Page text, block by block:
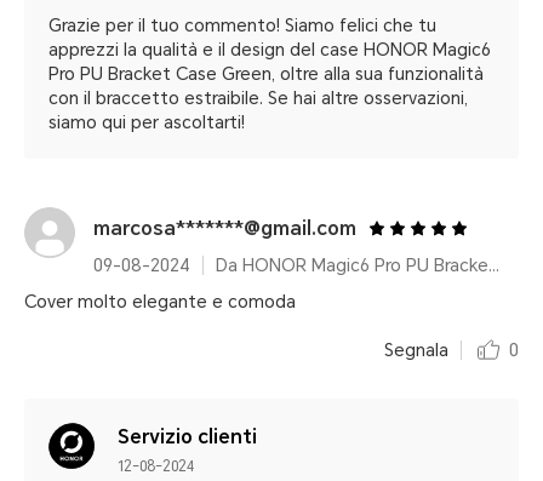
Grazie per il tuo commento! Siamo felici che tu
apprezzi la qualità e il design del case HONOR Magic6
Pro PU Bracket Case Green, oltre alla sua funzionalità
con il braccetto estraibile. Se hai altre osservazioni,
siamo qui per ascoltarti!
marcosa*******@gmail.com
09-08-2024
Da HONOR Magic6 Pro PU Bracket Case Green
Cover molto elegante e comoda
Segnala 0
Servizio clienti
12-08-2024